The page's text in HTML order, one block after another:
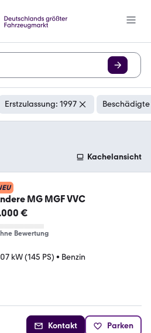
Erstzulassung: 1997
Kachelansicht
MG MGF VVC
€
Bewertung
kW (145 PS) • Benzin
Kontakt Parken